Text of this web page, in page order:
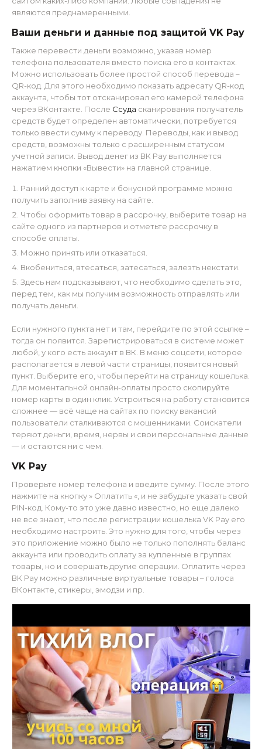
являются преднамеренными.
Ваши деньги и данные под защитой VK Pay
Также перевести деньги возможно, указав номер
телефона пользователя вместо поиска его в контактах.
Можно использовать более простой способ перевода –
QR-код. Для этого необходимо показать адресату QR-код
аккаунта, чтобы тот отсканировал его камерой телефона
через ВКонтакте. После Ссуда сканирования получатель
средств будет определен автоматически, потребуется
только ввести сумму к переводу. Переводы, как и вывод
средств, возможны только с расширенным статусом
учетной записи. Вывод денег из ВК Pay выполняется
нажатием кнопки «Вывести» на главной странице.
Ранний доступ к карте и бонусной программе можно
получить заполнив заявку на сайте.
Чтобы оформить товар в рассрочку, выберите товар на
сайте одного из партнеров и отметьте рассрочку в
способе оплаты.
Можно принять или отказаться.
Вкобениться, втесаться, затесаться, залезть некстати.
Здесь нам подсказывают, что необходимо сделать это,
перед тем, как мы получим возможность отправлять или
получать деньги.
Если нужного пункта нет и там, перейдите по этой ссылке –
тогда он появится. Зарегистрироваться в системе может
любой, у кого есть аккаунт в ВК. В меню соцсети, которое
располагается в левой части страницы, появится новый
пункт. Выберите его, чтобы перейти на страницу кошелька.
Для моментальной онлайн-оплаты просто скопируйте
номер карты в один клик. Устроиться на работу становится
сложнее — всё чаще на сайтах по поиску вакансий
пользователи сталкиваются с мошенниками. Соискатели
теряют деньги, время, нервы и свои персональные данные
— и остаются ни с чем.
VK Pay
Проверьте номер телефона и введите сумму. После этого
нажмите на кнопку » Оплатить «, и не забудьте указать свой
PIN-код. Кому-то это уже давно известно, но еще далеко
не все знают, что после регистрации кошелька VK Pay его
необходимо настроить. Это нужно для того, чтобы через
это приложение можно было не только пополнять баланс
аккаунта или проводить оплату за купленные в группах
товары, но и совершать другие операции. Оплатить через
ВК Pay можно различные виртуальные товары – голоса
ВКонтакте, стикеры, эмодзи и пр.